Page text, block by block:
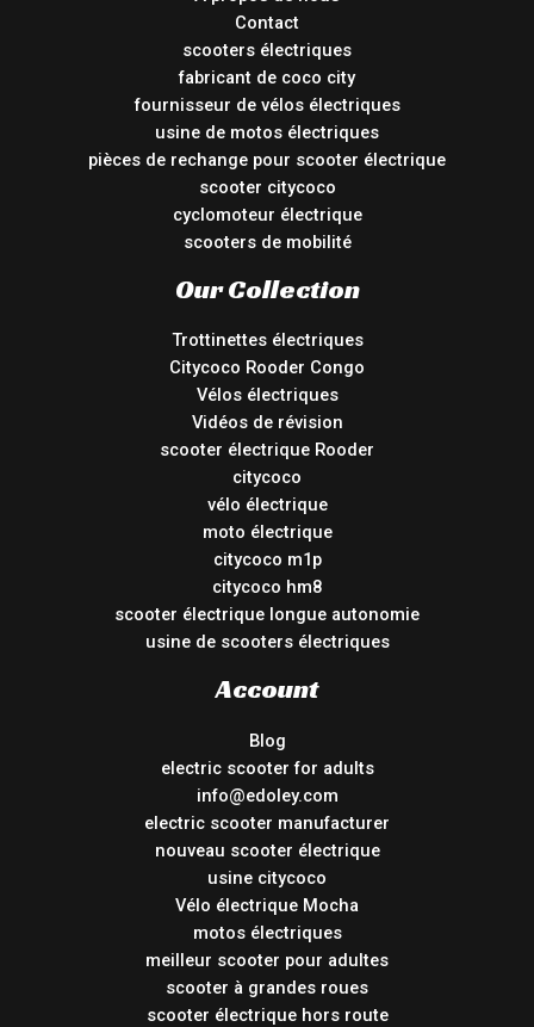
Contact
scooters électriques
fabricant de coco city
fournisseur de vélos électriques
usine de motos électriques
pièces de rechange pour scooter électrique
scooter citycoco
cyclomoteur électrique
scooters de mobilité
Our Collection
Trottinettes électriques
Citycoco Rooder Congo
Vélos électriques
Vidéos de révision
scooter électrique Rooder
citycoco
vélo électrique
moto électrique
citycoco m1p
citycoco hm8
scooter électrique longue autonomie
usine de scooters électriques
Account
Blog
electric scooter for adults
info@edoley.com
electric scooter manufacturer
nouveau scooter électrique
usine citycoco
Vélo électrique Mocha
motos électriques
meilleur scooter pour adultes
scooter à grandes roues
scooter électrique hors route